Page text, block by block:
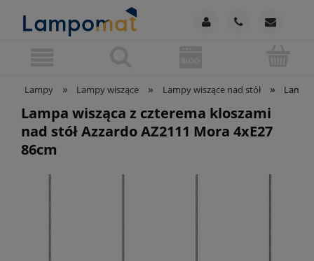
Lampy » Lampy wiszące » Lampy wiszące nad stół »
Lampa wisząca z czterema kloszami
nad stół Azzardo AZ2111 Mora 4xE27
86cm